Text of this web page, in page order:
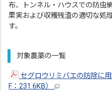
布、トンネル・ハウスでの防虫
果実および収穫残渣の適切な処
す。
対象農薬の一覧
セグロウリミバエの防除に
F：231.6KB）